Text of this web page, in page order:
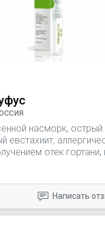
насморк, острый
евстахиит,
отек гортани,
хронические
расстройства, как
при лечении
Написать